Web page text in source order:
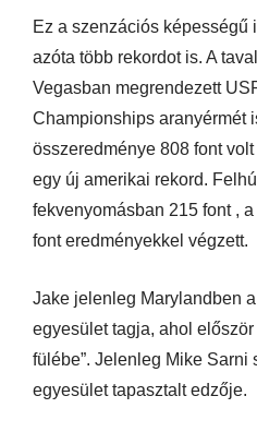
Ez a szenzációs képességű
azóta több rekordot is. A
Vegasban megrendezett
Championships aranyérmét
összeredménye 808 font
egy új amerikai rekord.
fekvenyomásban 215 font ,
font eredményekkel végzett.
Jake jelenleg Marylandben
egyesület tagja, ahol először
fülébe”. Jelenleg Mike Sarni
egyesület tapasztalt edzője.